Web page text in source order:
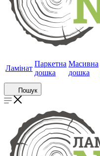
Ламінат
Паркетна
дошка
Масивна
дошка
Пошук